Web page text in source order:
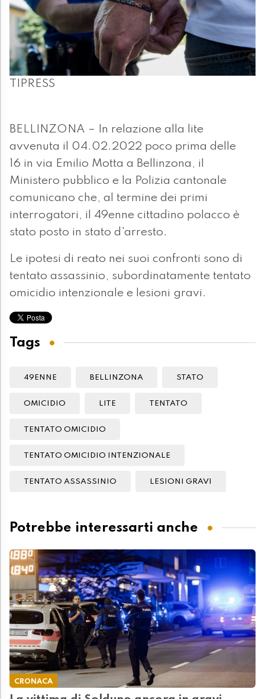
TIPRESS
BELLINZONA – In relazione alla lite
avvenuta il 04.02.2022 poco prima delle
16 in via Emilio Motta a Bellinzona, il
Ministero pubblico e la Polizia cantonale
comunicano che, al termine dei primi
interrogatori, il 49enne cittadino polacco è
stato posto in stato d'arresto.
Le ipotesi di reato nei suoi confronti sono di
tentato assassinio, subordinatamente tentato
omicidio intenzionale e lesioni gravi.
Tags
49ENNE BELLINZONA STATO
OMICIDIO LITE TENTATO
TENTATO OMICIDIO
TENTATO OMICIDIO INTENZIONALE
TENTATO ASSASSINIO LESIONI GRAVI
Potrebbe interessarti anche
CRONACA